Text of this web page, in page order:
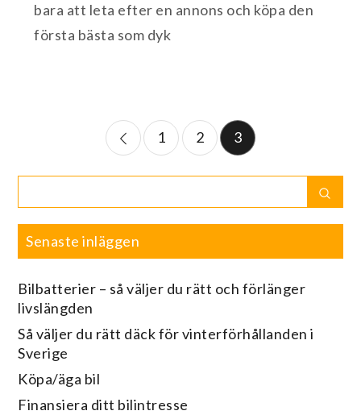
bara att leta efter en annons och köpa den
första bästa som dyk
Sidnumrering
för
inlägg
1 2 3
for:
Senaste inläggen
Bilbatterier – så väljer du rätt och förlänger
livslängden
Så väljer du rätt däck för vinterförhållanden i
Sverige
Köpa/äga bil
Finansiera ditt bilintresse